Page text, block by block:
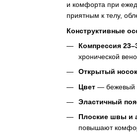
и комфорта при
приятным к телу,
Конструктивные
Компрессия
хронической
Открытый
Цвет — бежевый
Эластичный
Плоские швы и
повышают